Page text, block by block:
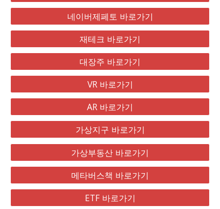
네이버제페토 바로가기
재테크 바로가기
대장주 바로가기
VR 바로가기
AR 바로가기
가상지구 바로가기
가상부동산 바로가기
메타버스책 바로가기
ETF 바로가기